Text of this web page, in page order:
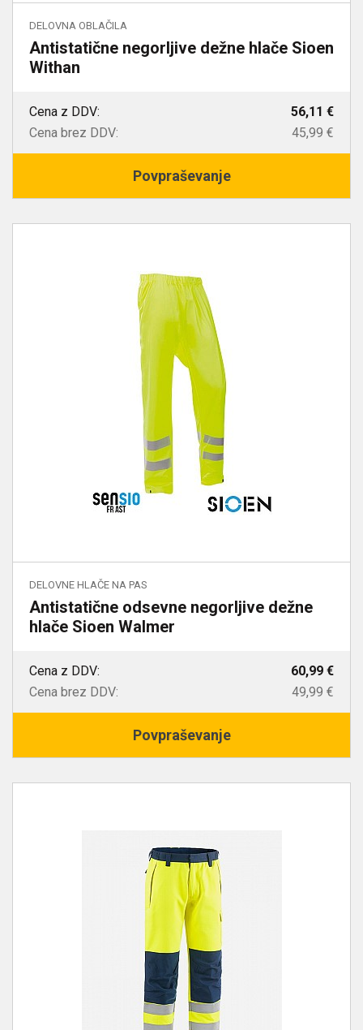
DELOVNA OBLAČILA
Antistatične negorljive dežne hlače Sioen
Withan
Cena z DDV:
56,11 €
Cena brez DDV:
45,99 €
Povpraševanje
DELOVNE HLAČE NA PAS
Antistatične odsevne negorljive dežne
hlače Sioen Walmer
Cena z DDV:
60,99 €
Cena brez DDV:
49,99 €
Povpraševanje